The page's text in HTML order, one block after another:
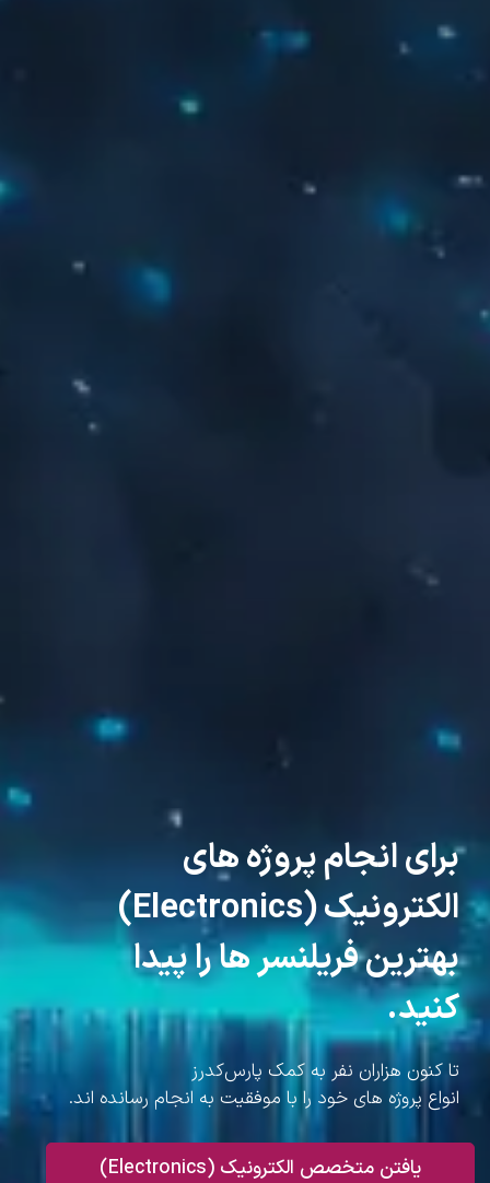
برای انجام پروژه های
الکترونیک (Electronics)
بهترین فریلنسر ها را پیدا
کنید.
تا کنون هزاران نفر به کمک پارس‌کدرز
انواع پروژه های خود را با موفقیت به انجام رسانده اند.
یافتن متخصص الکترونیک (Electronics)